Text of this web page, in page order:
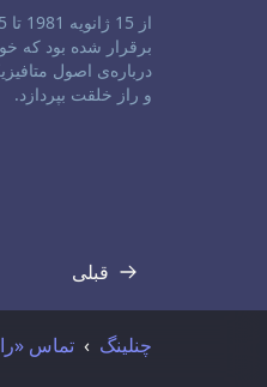
سلب مسئولیت
درباره‌ی اصول
و راز خلقت بپردازد.
قبلی
رونوشت
چنلینگ تماس